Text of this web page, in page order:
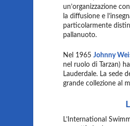
un’organizzazione
la diffusione e
particolarmente
pallanuoto.
Nel 1965 Johnny
nel ruolo di Tarzan)
Lauderdale. La sede
grande collezione al
L’International